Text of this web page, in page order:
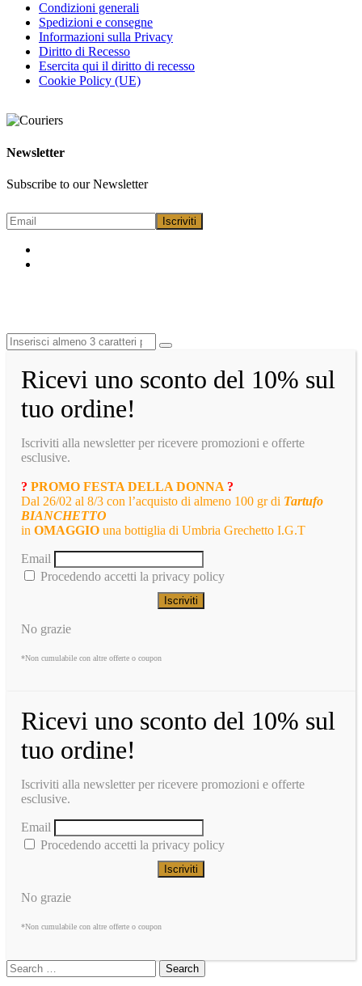
Condizioni generali
Spedizioni e consegne
Informazioni sulla Privacy
Diritto di Recesso
Esercita qui il diritto di recesso
Cookie Policy (UE)
Newsletter
Subscribe to our Newsletter
Ricevi uno sconto del 10% sul
tuo ordine!
Iscriviti alla newsletter per ricevere promozioni e offerte
esclusive.
? PROMO FESTA DELLA DONNA ?
Dal 26/02 al 8/3 con l’acquisto di almeno 100 gr di Tartufo
BIANCHETTO
in OMAGGIO una bottiglia di Umbria Grechetto I.G.T
Email
Procedendo accetti la privacy policy
No grazie
*Non cumulabile con altre offerte o coupon
Ricevi uno sconto del 10% sul
tuo ordine!
Iscriviti alla newsletter per ricevere promozioni e offerte
esclusive.
Email
Procedendo accetti la privacy policy
No grazie
*Non cumulabile con altre offerte o coupon
Search